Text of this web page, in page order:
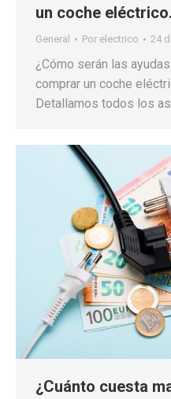
un coche eléctrico.
General Por electrico 24
¿Cómo serán las
comprar un coche
Detallamos todos los
¿Cuánto cuesta